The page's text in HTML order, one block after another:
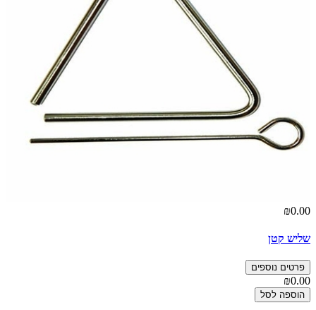
₪0.00
שליש קטן
פרטים נוספים
₪0.00
הוספה לסל